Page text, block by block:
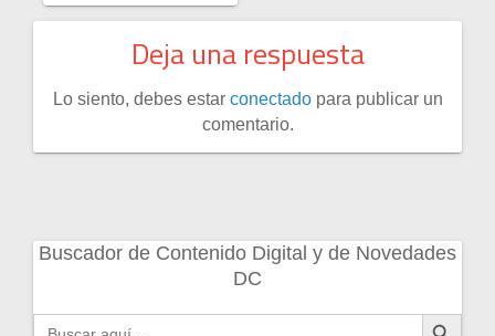
Deja una respuesta
Lo siento, debes estar conectadopara publicar un
comentario.
Buscador de Contenido Digital y de Novedades
DC
Buscar: Botón de búsqueda